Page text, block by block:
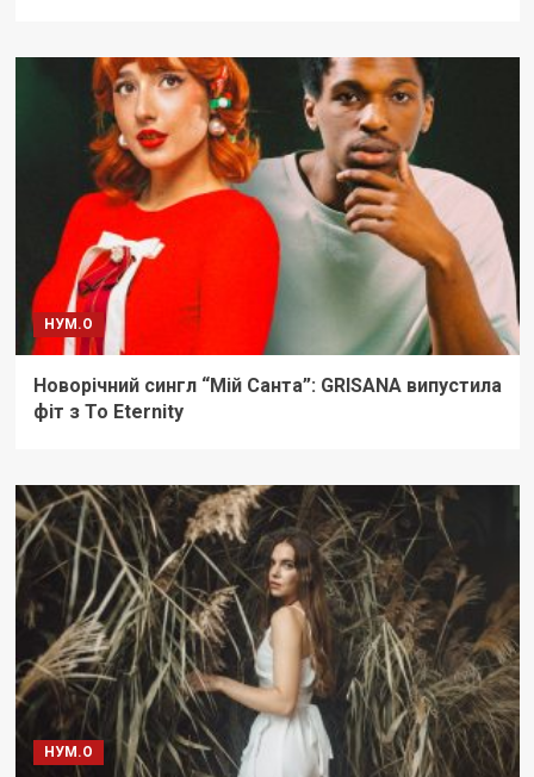
НУМ.О
Новорічний сингл “Мій Санта”: GRISANA випустила
фіт з To Eternity
НУМ.О